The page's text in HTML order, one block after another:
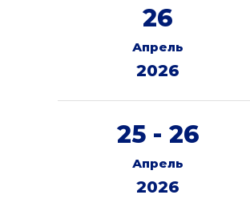
26
Апрель
2026
25 - 26
Апрель
2026